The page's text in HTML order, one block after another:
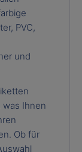
PVC,
und
was Ihnen
Ob für